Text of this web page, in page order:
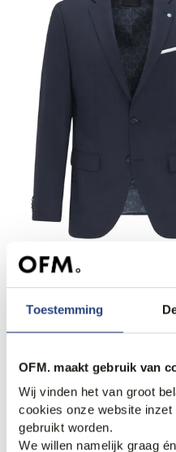
Toestemming
OFM. maakt gebruik van
Wij vinden het van groot
cookies onze website
gebruikt worden.
We willen namelijk graag
Pierre Cardin Mix & Match
249,99
Anderen